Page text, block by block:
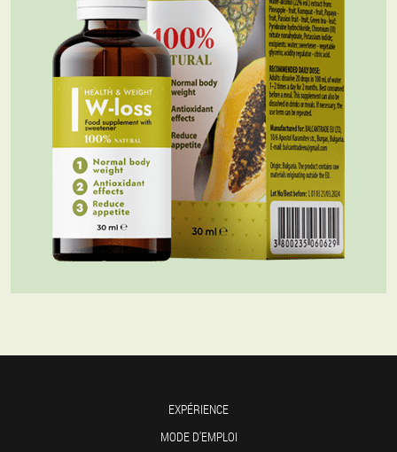
EXPÉRIENCE
MODE D'EMPLOI